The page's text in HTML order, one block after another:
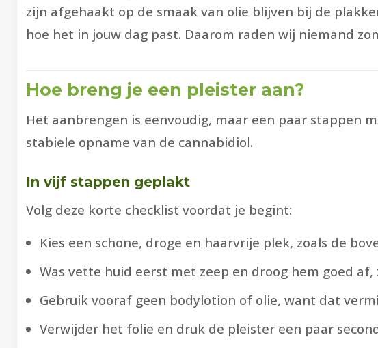
zijn afgehaakt op de smaak van olie blijven bij de
hoe het in jouw dag past. Daarom raden wij niemand
Hoe breng je een pleister aan?
Het aanbrengen is eenvoudig, maar een paar stappen
stabiele opname van de cannabidiol.
In vijf stappen geplakt
Volg deze korte checklist voordat je begint:
Kies een schone, droge en haarvrije plek, zoals de
Was vette huid eerst met zeep en droog hem goed
Gebruik vooraf geen bodylotion of olie, want dat
Verwijder het folie en druk de pleister een paar